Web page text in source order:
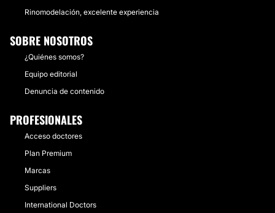
Rinomodelación, excelente experiencia
SOBRE NOSOTROS
¿Quiénes somos?
Equipo editorial
Denuncia de contenido
PROFESIONALES
Acceso doctores
Plan Premium
Marcas
Suppliers
International Doctors